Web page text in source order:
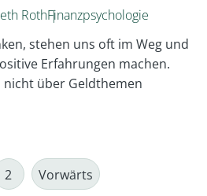
RothFinanzpsychologie
stehen uns oft im Weg und
Erfahrungen machen.
über Geldthemen
2 Vorwärts